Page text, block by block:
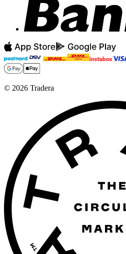
© 2026 Tradera